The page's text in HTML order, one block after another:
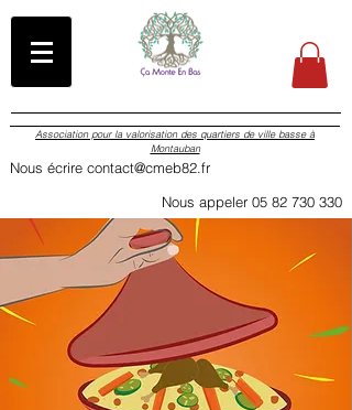
Association pour la valorisation des quartiers de ville basse à
Montauban
Nous écrire contact@cmeb82.fr
Nous appeler 05 82 730 330